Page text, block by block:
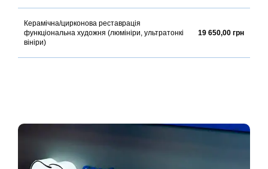
Керамічна/цирконова реставрація
функціональна художня (люмініри, ультратонкі
вініри)
19 650,00 грн